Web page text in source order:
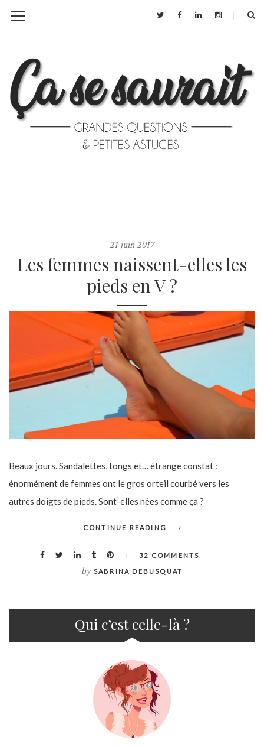
21 juin 2017
Les femmes naissent-elles les
pieds en V ?
Beaux jours. Sandalettes, tongs et… étrange constat :
énormément de femmes ont le gros orteil courbé vers les
autres doigts de pieds. Sont-elles nées comme ça ?
CONTINUE READING
32 COMMENTS
by SABRINA DEBUSQUAT
Qui c’est celle-là ?